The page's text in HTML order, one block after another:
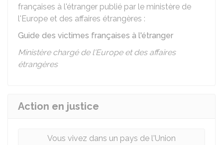
françaises à l'étranger publié par le ministère de
l'Europe et des affaires étrangères :
Guide des victimes françaises à l'étranger
Ministère chargé de l'Europe et des affaires
étrangères
Action en justice
Vous vivez dans un pays de l'Union